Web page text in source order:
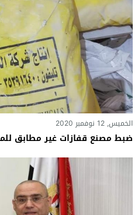
الخميس, 12 نوفمبر 2020
ضبط مصنع قفازات غير مطابق